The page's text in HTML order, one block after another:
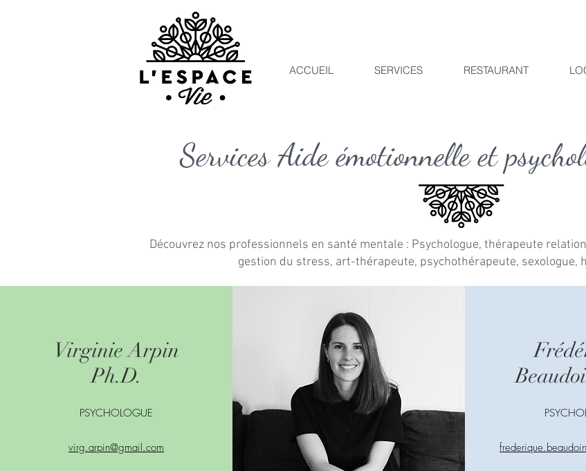
ACCUEIL SERVICES RESTAURANT
Services Aide émotionnelle et
Découvrez nos professionnels en santé mentale : Psychologue, thérapeute
gestion du stress, art-thérapeute, psychothérapeute, sexologue,
Virginie Arpin
Ph.D.
PSYCHOLOGUE
virg.arpin@gmail.com